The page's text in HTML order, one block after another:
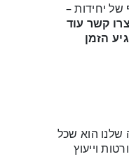
יחידות –
צרו קשר עוד
הזמן
שלנו הוא שכל
וייעוץ